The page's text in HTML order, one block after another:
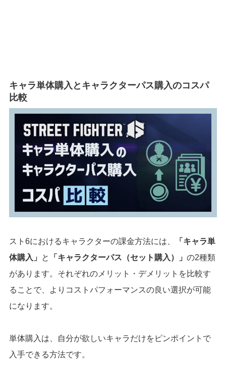
キャラ単体購入とキャラクターパス購入のコスパ
比較
スト6におけるキャラクターの課金方法には、
「キャラ単
体購入」
と 「キャラクターパス（セット購入）」 の2種類
があります。それぞれのメリット・デメリットを比較す
ることで、よりコストパフォーマンスの良い選択が可能
になります。
単体購入は、自分が欲しいキャラだけをピンポイントで
入手できる方法です。